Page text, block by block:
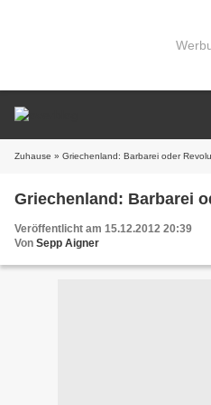
Zuhause » Griechenland: Barbarei oder
Griechenland: Barbarei
Veröffentlicht am 15.12.2012 20:39
Von Sepp Aigner